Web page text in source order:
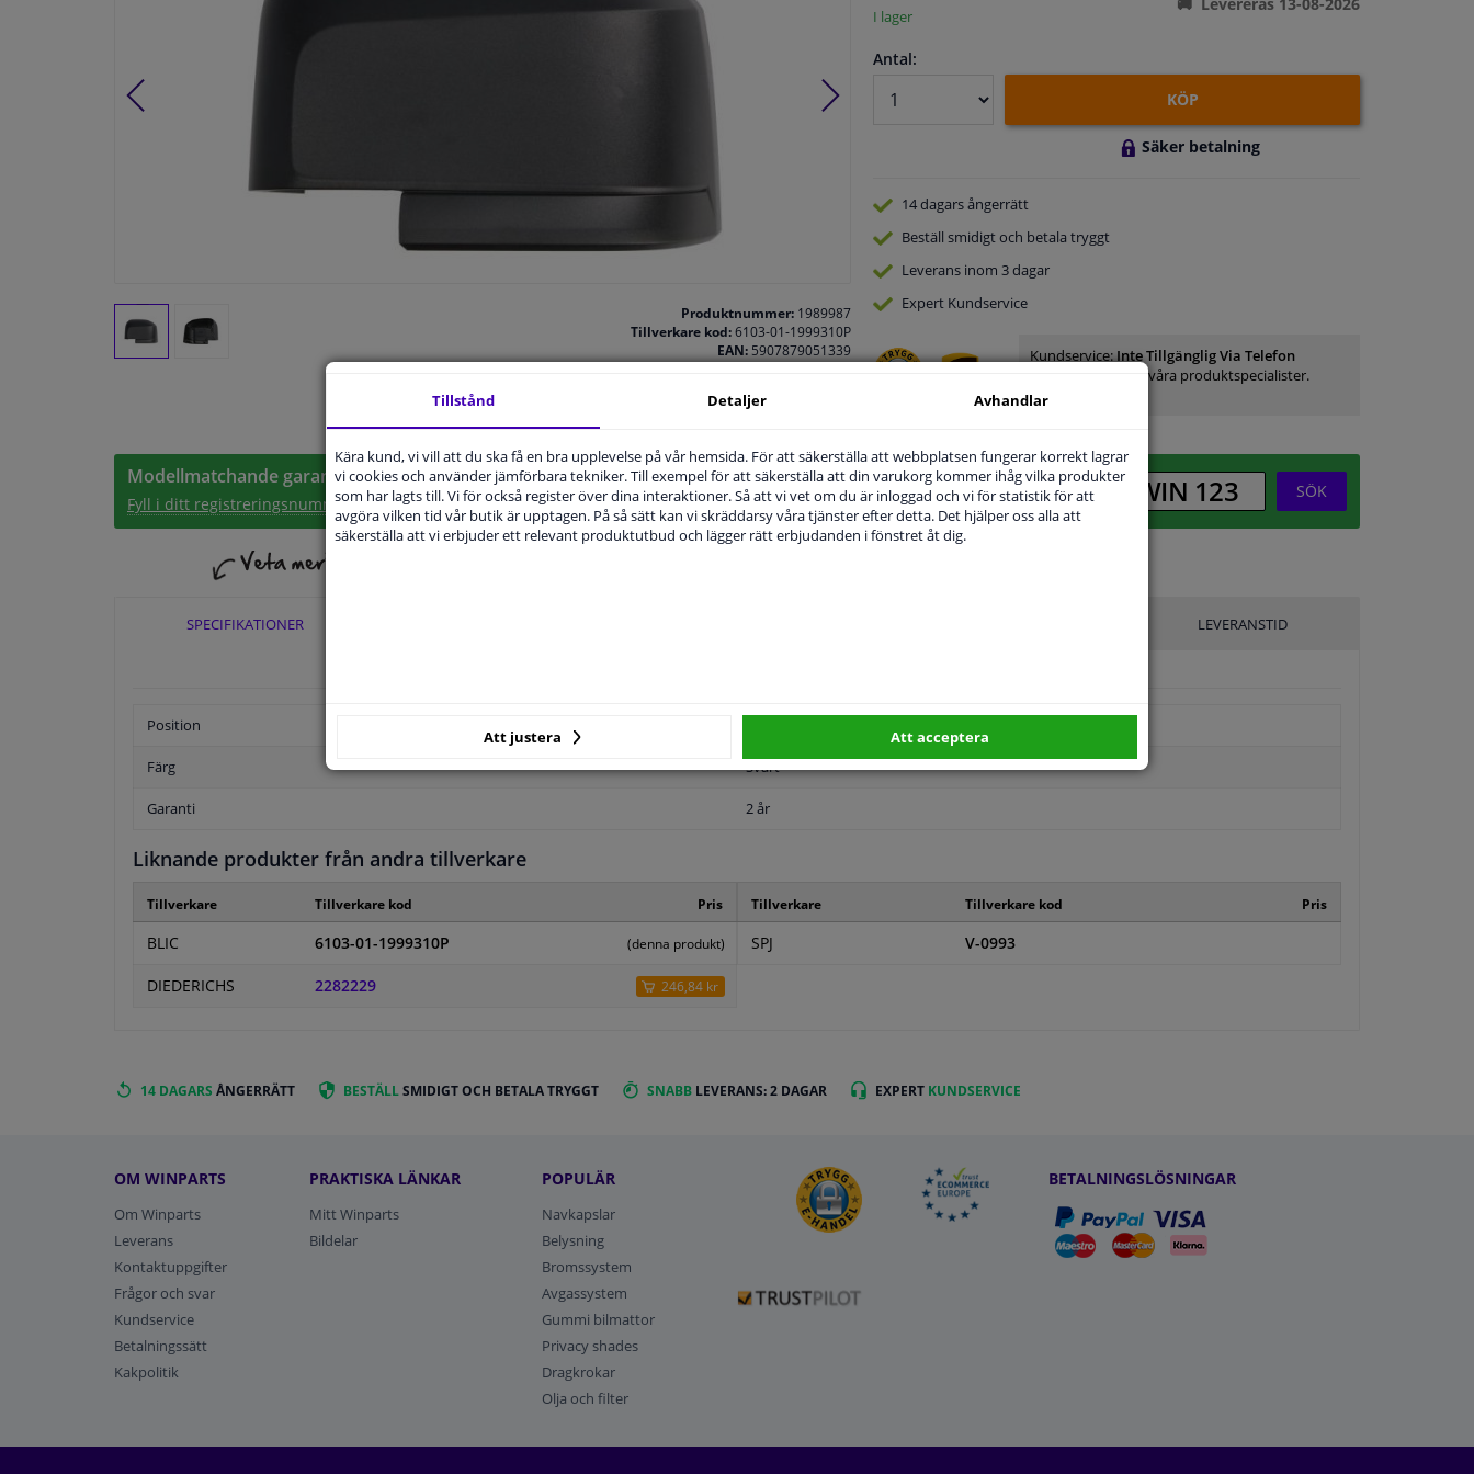
Produktnummer:1989987
Tillverkare kod:6103-01-1999310P
EAN:5907879051339
I lager
Antal:
KÖP
Säker betalning
14 dagarsångerrätt
Beställ smidigt och betala tryggt
Leverans inom 3 dagar
Expert Kundservice
Kundservice:Inte Tillgänglig Via Telefon
Ställ din fråga hos våra produktspecialister.
Frågor Och Svar
Modellmatchande garanti, Hitta rätt bildelar.
Fyll i ditt registreringsnummerellerVälj din bil.
SÖK
SPECIFIKATIONER LEVERANSTID
Position
Färg Svart
Garanti 2 år
Liknande produkter från andra tillverkare
Tillverkare Tillverkare kod Pris
BLIC 6103-01-1999310P (denna produkt)
DIEDERICHS 2282229 246,84 kr
Tillverkare Tillverkare kod Pris
SPJ V-0993
14 DAGARS ÅNGERRÄTT BESTÄLLSMIDIGT OCH BETALA TRYGGT SNABB LEVERANS: 2 DAGAR EXPERT KUNDSERVICE
OM WINPARTS
Om Winparts
Leverans
Kontaktuppgifter
Frågor och svar
Kundservice
Betalningssätt
Kakpolitik
PRAKTISKA LÄNKAR
Mitt Winparts
Bildelar
POPULÄR
Navkapslar
Belysning
Bromssystem
Avgassystem
Gummi bilmattor
Privacy shades
Dragkrokar
Olja och filter
BETALNINGSLÖSNINGAR
Tillstånd Detaljer Avhandlar
Kära kund, vi vill att du ska få en bra upplevelse på vår hemsida. För att säkerställa att webbplatsen fungerar korrekt lagrar
vi cookies och använder jämförbara tekniker. Till exempel för att säkerställa att din varukorg kommer ihåg vilka produkter
som har lagts till. Vi för också register över dina interaktioner. Så att vi vet om du är inloggad och vi för statistik för att
avgöra vilken tid vår butik är upptagen. På så sätt kan vi skräddarsy våra tjänster efter detta. Det hjälper oss alla att
säkerställa att vi erbjuder ett relevant produktutbud och lägger rätt erbjudanden i fönstret åt dig.
Att justera Att acceptera